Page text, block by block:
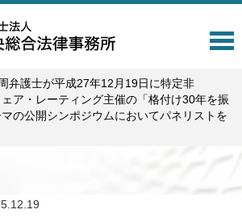
T
l
e
弁護士が平成27年12月19日に特定非
ア・レーティング主催の「格付け30年を振
の公開シンポジウムにおいてパネリストを